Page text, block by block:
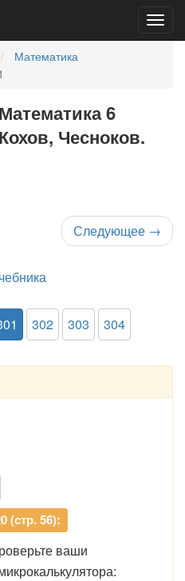
Математика
6
Чесноков.
Следующее →
302 303 304
(стр. 56):
ваши